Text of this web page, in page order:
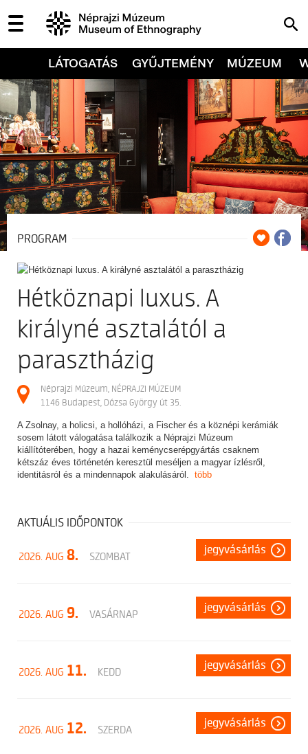
LÁTOGATÁS GYŰJTEMÉNY MÚZEUM
PROGRAM
Hétköznapi luxus. A
királyné asztalától a
parasztházig
Néprajzi Múzeum, NÉPRAJZI MÚZEUM
1146 Budapest, Dózsa György út 35.
A Zsolnay, a holicsi, a hollóházi, a Fischer és a köznépi kerámiák
sosem látott válogatása találkozik a Néprajzi Múzeum
kiállítóterében, hogy a hazai keménycserépgyártás csaknem
kétszáz éves történetén keresztül meséljen a magyar ízlésről,
identitásról és a mindennapok alakulásáról. több
AKTUÁLIS IDŐPONTOK
2026. AUG 8. SZOMBAT
jegyvásárlás
2026. AUG 9. VASÁRNAP
jegyvásárlás
2026. AUG 11. KEDD
jegyvásárlás
2026. AUG 12. SZERDA
jegyvásárlás